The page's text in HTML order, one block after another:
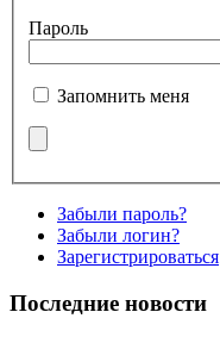
Пароль
Запомнить меня
Забыли пароль?
Забыли логин?
Зарегистрироваться
Последние новости